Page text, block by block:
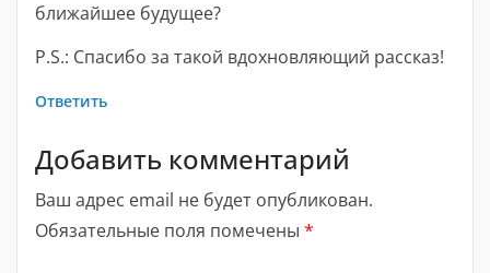
ближайшее будущее?
P.S.: Спасибо за такой вдохновляющий рассказ!
Ответить
Добавить комментарий
Ваш адрес email не будет опубликован.
Обязательные поля помечены *